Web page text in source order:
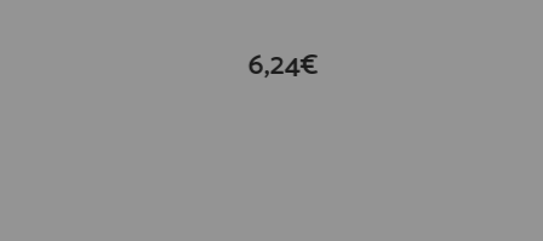
6,24€